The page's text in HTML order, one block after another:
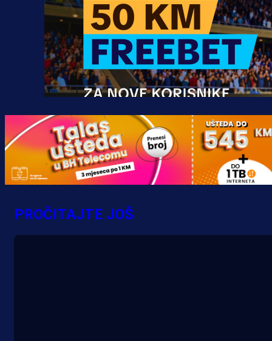
Promo vijesti
MrBit: Isprati kvalifikacije za
evropska takmičenja i preuzmi
bonus dobrodošlice!
PROČITAJTE JOŠ